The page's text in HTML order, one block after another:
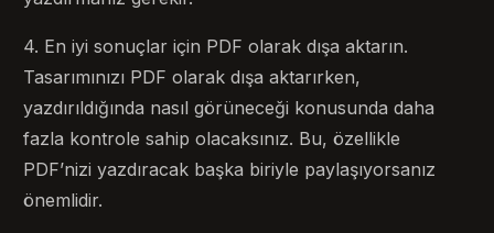
4. En iyi sonuçlar için PDF olarak dışa aktarın.
Tasarımınızı PDF olarak dışa aktarırken,
yazdırıldığında nasıl görüneceği konusunda daha
fazla kontrole sahip olacaksınız. Bu, özellikle
PDF’nizi yazdıracak başka biriyle paylaşıyorsanız
önemlidir.